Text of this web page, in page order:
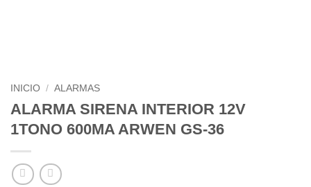
INICIO / ALARMAS
ALARMA SIRENA INTERIOR 12V
1TONO 600MA ARWEN GS-36